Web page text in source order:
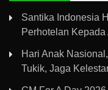
Santika Indonesia
Perhotelan
Hari Anak
Tukik, Jaga